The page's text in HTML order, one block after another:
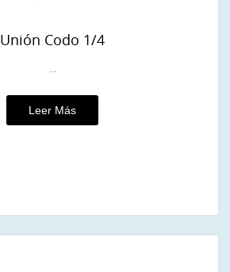
Unión Codo 1/4
...
Leer Más